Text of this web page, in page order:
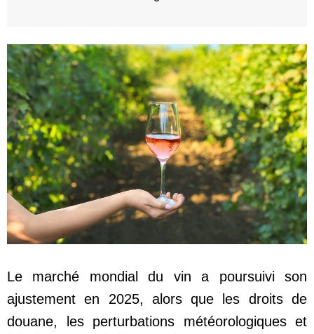
Le marché mondial du vin a poursuivi son
ajustement en 2025, alors que les droits de
douane, les perturbations météorologiques et